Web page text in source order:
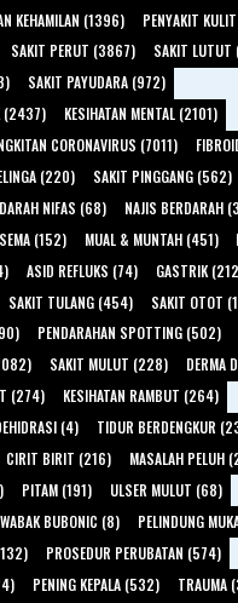
KEHAMILAN (1396)
PENYAKIT
SAKIT PERUT (3867)
SAKIT
SAKIT PAYUDARA (972)
(2437)
KESIHATAN MENTAL (2101)
CORONAVIRUS (7011)
(220)
SAKIT PINGGANG (562)
DARAH NIFAS (68)
NAJIS BERDARAH
(152) MUAL & MUNTAH (451)
ASID REFLUKS (74)
GASTRIK
SAKIT TULANG (454)
SAKIT OTOT
PENDARAHAN SPOTTING (502)
SAKIT MULUT (228)
DERMA
(274)
KESIHATAN RAMBUT (264)
(4)
TIDUR BERDENGKUR
CIRIT BIRIT (216)
MASALAH PELUH
PITAM (191)
ULSER MULUT (68)
WABAK BUBONIC (8)
PELINDUNG
PROSEDUR PERUBATAN (574)
PENING KEPALA (532)
TRAUMA